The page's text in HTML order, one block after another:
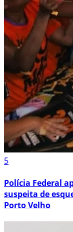
5
Polícia Federal
suspeita de
Porto Velho